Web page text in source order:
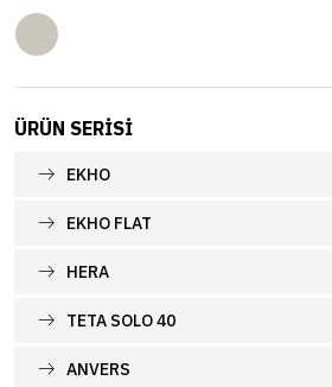
ÜRÜN SERISI
EKHO
EKHO FLAT
HERA
TETA SOLO 40
ANVERS